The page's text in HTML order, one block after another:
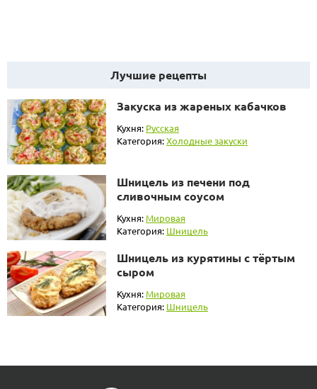
Лучшие рецепты
Закуска из жареных кабачков
Кухня: Русская
Категория:Холодные закуски
Шницель из печени под
сливочным соусом
Кухня: Мировая
Категория: Шницель
Шницель из курятины с тёртым
сыром
Кухня: Мировая
Категория: Шницель